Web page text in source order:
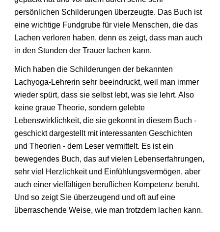
persönlichen Schilderungen überzeugte. Das Buch ist
eine wichtige Fundgrube für viele Menschen, die das
Lachen verloren haben, denn es zeigt, dass man auch
in den Stunden der Trauer lachen kann.
Mich haben die Schilderungen der bekannten
Lachyoga-Lehrerin sehr beeindruckt, weil man immer
wieder spürt, dass sie selbst lebt, was sie lehrt. Also
keine graue Theorie, sondern gelebte
Lebenswirklichkeit, die sie gekonnt in diesem Buch -
geschickt dargestellt mit interessanten Geschichten
und Theorien - dem Leser vermittelt. Es ist ein
bewegendes Buch, das auf vielen Lebenserfahrungen,
sehr viel Herzlichkeit und Einfühlungsvermögen, aber
auch einer vielfältigen beruflichen Kompetenz beruht.
Und so zeigt Sie überzeugend und oft auf eine
überraschende Weise, wie man trotzdem lachen kann.